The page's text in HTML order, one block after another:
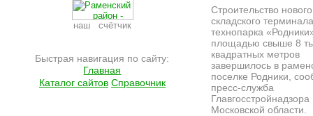
наш счётчик
Быстрая навигация по сайту:
Главная
Каталог сайтов Справочник
Строительство
складского терминала
технопарка
площадью свыше 8
квадратных метров
завершилось в
поселке Родники,
пресс-служба
Главгосстройнадзора
Московской области.